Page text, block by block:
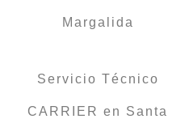
Margalida
Servicio Técnico
CARRIER en Santa